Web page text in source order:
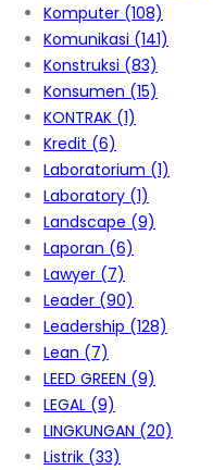
Komputer (108)
Komunikasi (141)
Konstruksi (83)
Konsumen (15)
KONTRAK (1)
Kredit (6)
Laboratorium (1)
Laboratory (1)
Landscape (9)
Laporan (6)
Lawyer (7)
Leader (90)
Leadership (128)
Lean (7)
LEED GREEN (9)
LEGAL (9)
LINGKUNGAN (20)
Listrik (33)